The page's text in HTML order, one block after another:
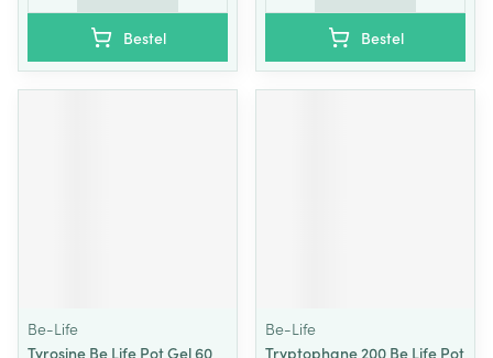
Bestel Bestel
Be-Life
Tyrosine Be Life Pot Gel 60
Be-Life
Tryptophane 200 Be Life Pot